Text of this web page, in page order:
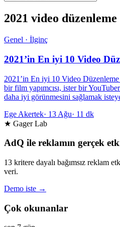
2021 video düzenleme
Genel · İlginç
2021’in En iyi 10 Video
2021’in En iyi 10 Video
bir film yapımcısı, ister bir
daha iyi görünmesini sağlamak
Ege Akertek· 13 Ağu· 11 dk
★ Gager Lab
AdQ ile reklamın gerçek
13 kritere dayalı bağımsız reklam
veri.
Demo iste →
Çok okunanlar